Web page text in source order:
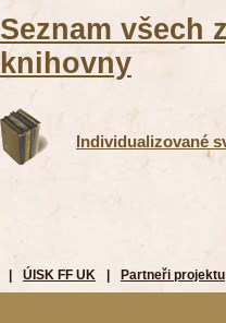
Seznam všech
knihovny
Individualizované
ÚISK FF UK Partneři projektu